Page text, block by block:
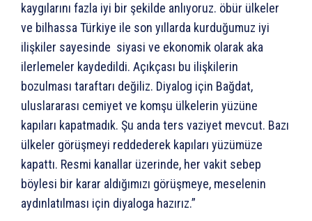
kaygılarını fazla iyi bir şekilde anlıyoruz. öbür ülkeler
ve bilhassa Türkiye ile son yıllarda kurduğumuz iyi
ilişkiler sayesinde siyasi ve ekonomik olarak aka
ilerlemeler kaydedildi. Açıkçası bu ilişkilerin
bozulması taraftarı değiliz. Diyalog için Bağdat,
uluslararası cemiyet ve komşu ülkelerin yüzüne
kapıları kapatmadık. Şu anda ters vaziyet mevcut. Bazı
ülkeler görüşmeyi reddederek kapıları yüzümüze
kapattı. Resmi kanallar üzerinde, her vakit sebep
böylesi bir karar aldığımızı görüşmeye, meselenin
aydınlatılması için diyaloga hazırız.”